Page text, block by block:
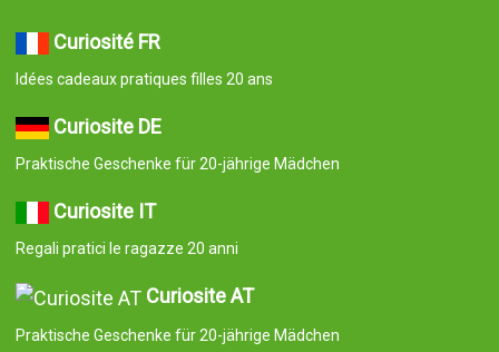
Curiosité FR
Idées cadeaux pratiques filles 20 ans
Curiosite DE
Praktische Geschenke für 20-jährige Mädchen
Curiosite IT
Regali pratici le ragazze 20 anni
Curiosite AT
Praktische Geschenke für 20-jährige Mädchen